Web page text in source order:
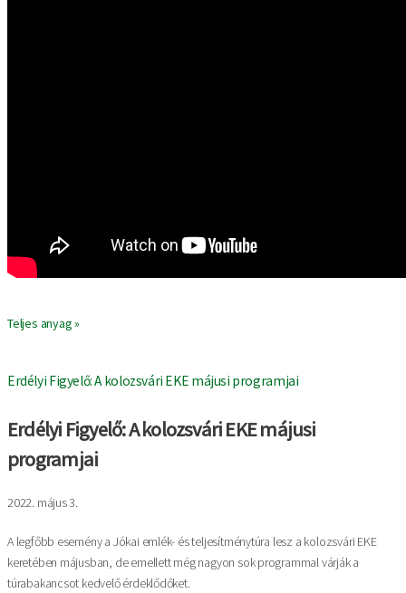
Teljes anyag »
Erdélyi Figyelő: A kolozsvári EKE májusi programjai
Erdélyi Figyelő: A kolozsvári EKE májusi
programjai
2022. május 3.
A legfőbb esemény a Jókai emlék- és teljesítménytúra lesz a kolozsvári EKE
keretében májusban, de emellett még nagyon sok programmal várják a
túrabakancsot kedvelő érdeklődőket.